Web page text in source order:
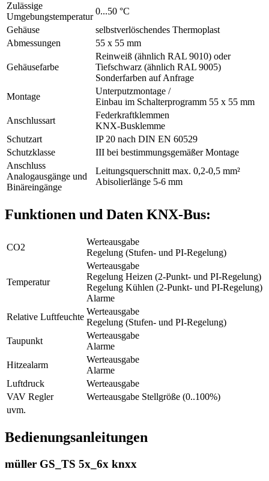
Zulässige
Umgebungstemperatur
0...50 °C
Gehäuse
selbstverlöschendes Thermoplast
Abmessungen
55 x 55 mm
Gehäusefarbe
Reinweiß (ähnlich RAL 9010) oder
Tiefschwarz (ähnlich RAL 9005)
Sonderfarben auf Anfrage
Montage
Unterputzmontage /
Einbau im Schalterprogramm 55 x 55 mm
Anschlussart
Federkraftklemmen
KNX-Busklemme
Schutzart
IP 20 nach DIN EN 60529
Schutzklasse
III bei bestimmungsgemäßer Montage
Anschluss
Analogausgänge und
Binäreingänge
Leitungsquerschnitt max. 0,2-0,5 mm²
Abisolierlänge 5-6 mm
Funktionen und Daten KNX-Bus:
CO2
Werteausgabe
Regelung (Stufen- und PI-Regelung)
Temperatur
Werteausgabe
Regelung Heizen (2-Punkt- und PI-Regelung)
Regelung Kühlen (2-Punkt- und PI-Regelung)
Alarme
Relative Luftfeuchte
Werteausgabe
Regelung (Stufen- und PI-Regelung)
Taupunkt
Werteausgabe
Alarme
Hitzealarm
Werteausgabe
Alarme
Luftdruck
Werteausgabe
VAV Regler
Werteausgabe Stellgröße (0..100%)
uvm.
Bedienungsanleitungen
müller GS_TS 5x_6x knxx